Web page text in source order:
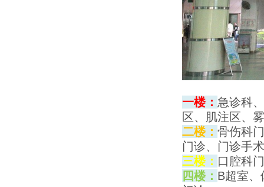
一楼 ： 急诊科
区、肌注区、
二楼： 骨伤科
门诊、门诊手
三楼： 口腔科
四楼： B超室